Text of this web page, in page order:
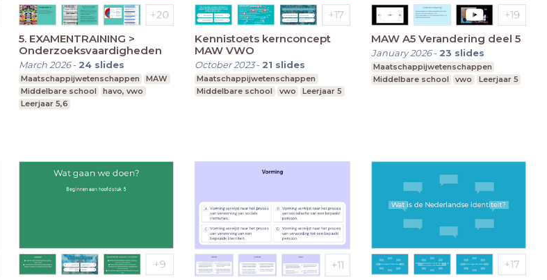
5. EXAMENTRAINING >
Onderzoeksvaardigheden
March 2026- 24 slides
Maatschappijwetenschappen
MAW
Middelbare school
havo, vwo
Leerjaar 5,6
Kennistoets kernconcept
MAW VWO
October 2023- 21 slides
Maatschappijwetenschappen
Middelbare school
vwo Leerjaar 5
MAW A5 Verandering deel 5
January 2026- 23 slides
Maatschappijwetenschappen
Middelbare school
vwo Leerjaar 5